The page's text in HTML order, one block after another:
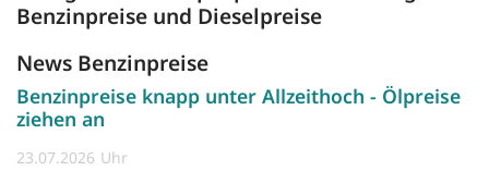
Benzinpreise und Dieselpreise
News Benzinpreise
Benzinpreise knapp unter Allzeithoch - Ölpreise
ziehen an
23.07.2026